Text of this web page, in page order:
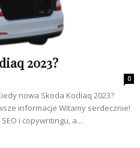
2023?
0
nowa Skoda Kodiaq 2023?
informacje Witamy serdecznie!
i copywritingu, a...